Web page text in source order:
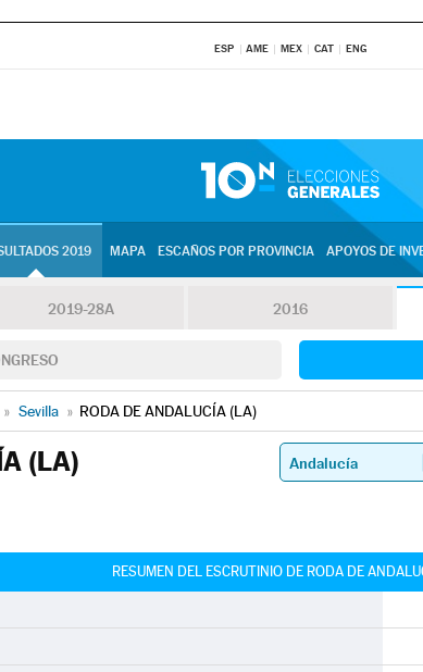
ESP AME MEX CAT ENG
2019 MAPA ESCAÑOS POR PROVINCIA APOYOS DE
2019-28A 2016
» Sevilla » RODA DE ANDALUCÍA (LA)
(LA)
RESUMEN DEL ESCRUTINIO DE RODA DE